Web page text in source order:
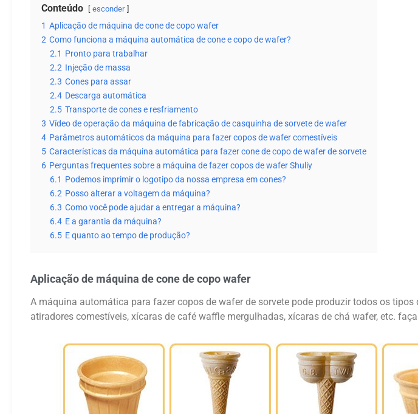
Conteúdo esconder
1 Aplicação de máquina de cone de copo wafer
2 Como funciona a máquina automática de cone e copo de wafer?
2.1 Pronto para trabalhar
2.2 Injeção de massa
2.3 Cones para assar
2.4 Descarga automática
2.5 Transporte de cones e resfriamento
3 Vídeo de operação da máquina de fabricação de casquinha de sorvete de wafer
4 Parâmetros automáticos da máquina para fazer copos de wafer comestíveis
5 Características da máquina automática para fazer cone de copo de wafer de sorvete
6 Perguntas frequentes sobre a máquina de fazer copos de wafer Shuliy
6.1 Podemos imprimir o logotipo da nossa empresa em cones?
6.2 Posso alterar a voltagem da máquina?
6.3 Como você pode ajudar a entregar a máquina?
6.4 E a garantia da máquina?
6.5 E quanto ao tempo de produção?
Aplicação de máquina de cone de copo wafer
A máquina automática para fazer copos de wafer de sorvete pode produzir todos os
atiradores comestíveis, xícaras de café waffle mergulhadas, xícaras de chá wafer, etc.